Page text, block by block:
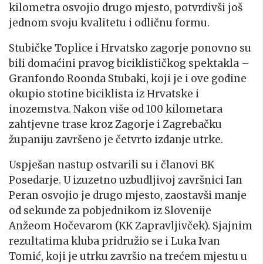
kilometra osvojio drugo mjesto, potvrdivši još
jednom svoju kvalitetu i odličnu formu.
Stubičke Toplice i Hrvatsko zagorje ponovno su
bili domaćini pravog biciklističkog spektakla –
Granfondo Roonda Stubaki, koji je i ove godine
okupio stotine biciklista iz Hrvatske i
inozemstva. Nakon više od 100 kilometara
zahtjevne trase kroz Zagorje i Zagrebačku
županiju završeno je četvrto izdanje utrke.
Uspješan nastup ostvarili su i članovi BK
Posedarje. U izuzetno uzbudljivoj završnici Ian
Peran osvojio je drugo mjesto, zaostavši manje
od sekunde za pobjednikom iz Slovenije
Anžeom Hočevarom (KKZapravljivček). Sjajnim
rezultatima kluba pridružio se i Luka Ivan
Tomić, koji je utrku završio na trećem mjestu u